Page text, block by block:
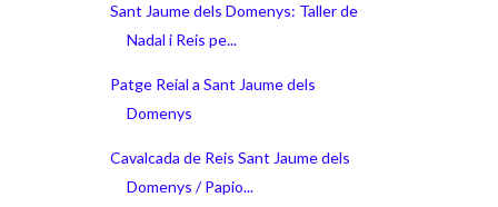
Sant Jaume dels Domenys: Taller de
Nadal i Reis pe...
Patge Reial a Sant Jaume dels
Domenys
Cavalcada de Reis Sant Jaume dels
Domenys / Papio...